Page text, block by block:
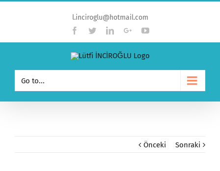
l.inciroglu@hotmail.com
Facebook
TwitterLinkedinGoogle+YouTube
Go to...
Önceki Sonraki